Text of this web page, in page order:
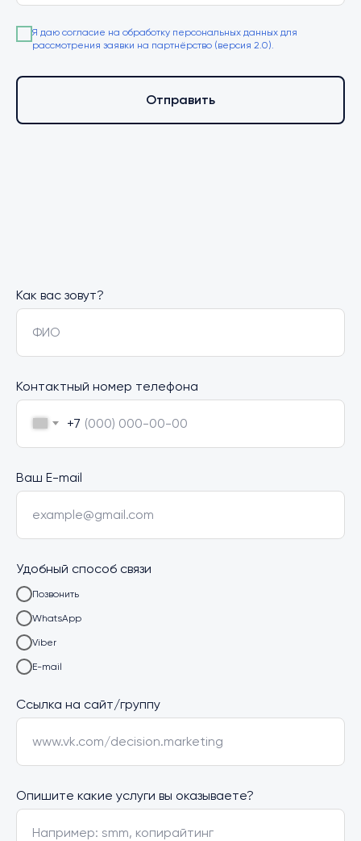
Я даю согласие на обработку персональных данных для
рассмотрения заявки на партнёрство (версия 2.0).
Отправить
Как вас зовут?
ФИО
Контактный номер телефона
+7
Ваш E-mail
example@gmail.com
Удобный способ связи
Позвонить
WhatsApp
Viber
E-mail
Ссылка на сайт/группу
www.vk.com/decision.marketing
Опишите какие услуги вы оказываете?
Например: smm, копирайтинг